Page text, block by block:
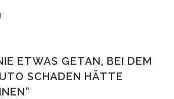
ETWAS GETAN, BEI DEM
SCHADEN HÄTTE